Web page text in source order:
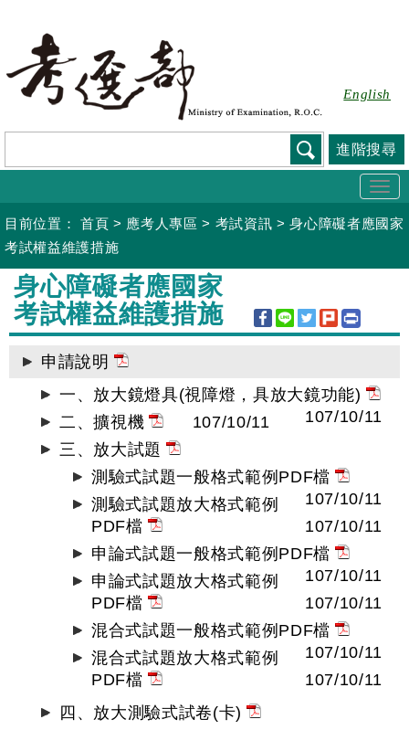
要
容
English
進階搜尋
目前位置： 首頁 > 應考人專區 > 考試資訊 >身心障礙者應國家
考試權益維護措施
:::
身心障礙者應國家
考試權益維護措施
申請說明
一、放大鏡燈具(視障燈，具放大鏡功能)
107/10/11
二、擴視機
107/10/11
三、放大試題
測驗式試題一般格式範例PDF檔
107/10/11
測驗式試題放大格式範例
PDF檔
107/10/11
申論式試題一般格式範例PDF檔
107/10/11
申論式試題放大格式範例
PDF檔
107/10/11
混合式試題一般格式範例PDF檔
107/10/11
混合式試題放大格式範例
PDF檔
107/10/11
四、放大測驗式試卷(卡)